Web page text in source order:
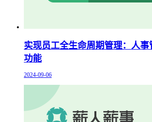
实现员工全生命周期管理：人
功能
2024-09-06